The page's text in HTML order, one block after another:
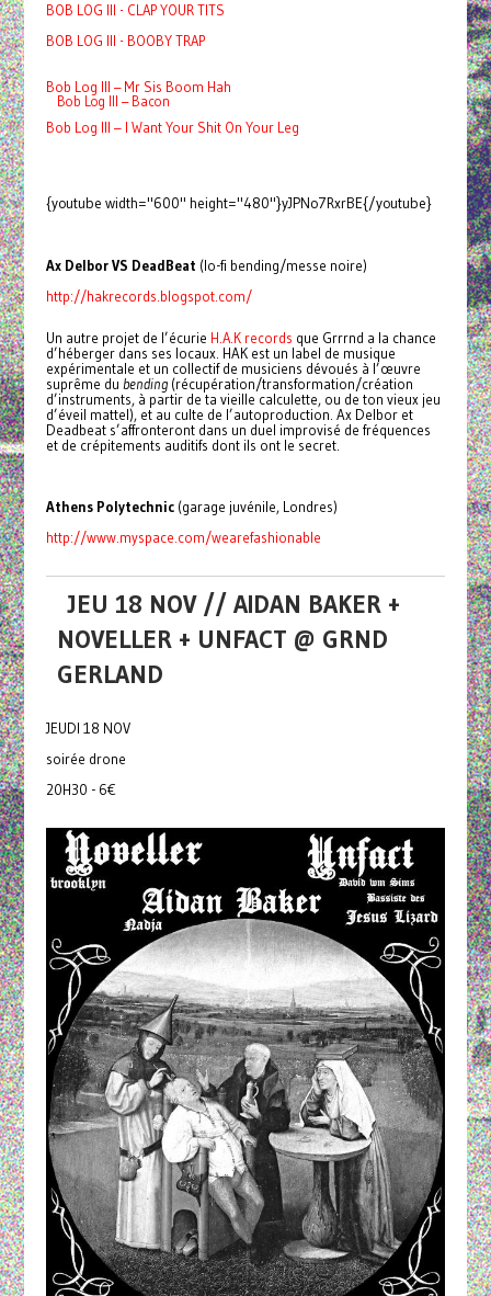
BOB LOG III - CLAP YOUR TITS
BOB LOG III - BOOBY TRAP
Bob Log III – Mr Sis Boom Hah
Bob Log III – Bacon
Bob Log III – I Want Your Shit On Your Leg
{youtube width="600" height="480"}yJPNo7RxrBE{/youtube}
Ax Delbor VS DeadBeat (lo-fi bending/messe noire)
http://hakrecords.blogspot.com/
Un autre projet de l’écurie H.A.K records que Grrrnd a la chance
d’héberger dans ses locaux. HAK est un label de musique
expérimentale et un collectif de musiciens dévoués à l’œuvre
suprême du bending(récupération/transformation/création
d’instruments, à partir de ta vieille calculette, ou de ton vieux jeu
d’éveil mattel), et au culte de l’autoproduction. Ax Delbor et
Deadbeat s’affronteront dans un duel improvisé de fréquences
et de crépitements auditifs dont ils ont le secret.
Athens Polytechnic(garage juvénile, Londres)
http://www.myspace.com/wearefashionable
JEU 18 NOV // AIDAN BAKER +
NOVELLER + UNFACT @ GRND
GERLAND
JEUDI 18 NOV
soirée drone
20H30 - 6€